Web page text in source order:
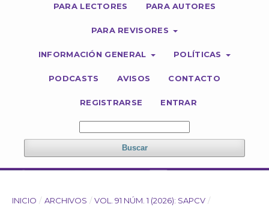
PARA LECTORES PARA AUTORES
PARA REVISORES
INFORMACIÓN GENERAL POLÍTICAS
PODCASTS AVISOS CONTACTO
REGISTRARSE ENTRAR
Buscar
INICIO / ARCHIVOS / VOL. 91 NÚM. 1 (2026): SAPCV /